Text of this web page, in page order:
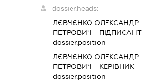
dossier.heads:
ЛЄВЧЄНКО ОЛЕКСАНДР
ПЕТРОВИЧ - ПІДПИСАНТ
dossier.position -
ЛЄВЧЄНКО ОЛЕКСАНДР
ПЕТРОВИЧ - КЕРІВНИК
dossier.position -